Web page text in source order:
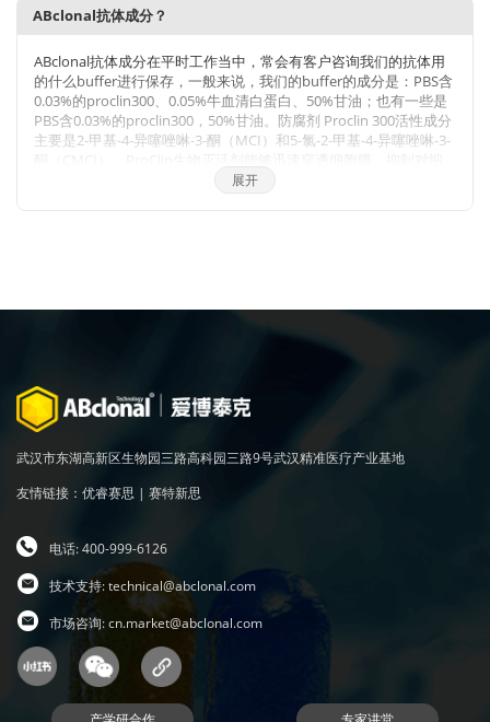
了严格的检测。当然，我们部分直销地区也可以帮客户代购进口品
牌的产品。同时也有抗体定制服务。ABclonal抗体优势：1，严自
检，保质量；2产品多，指标全；3，价格低，货期短。注：
ABclonal抗体价格体系详情见附件
ABclonal抗体成分？
ABclonal抗体成分在平时工作当中，常会有客户咨询我们的抗体用
的什么buffer进行保存，一般来说，我们的buffer的成分是：PBS含
0.03%的proclin300、0.05%牛血清白蛋白、50%甘油；也有一些是
PBS含0.03%的proclin300，50%甘油。防腐剂 Proclin 300活性成分
主要是2-甲基-4-异噻唑啉-3-酮（MCI）和5-氯-2-甲基-4-异噻唑啉-3-
胞呼吸至关重要的特定酶，因此一接触微生物有机体就会立即抑制
细胞活性。ProClin的多个特定毒性位点可以防止微生物产生高水平
展开
武汉市东湖高新区生物园三路高科园三路9号武汉精准医疗产业基地
友情链接： 优睿赛思 | 赛特新思
电话: 400-999-6126
技术支持:technical@abclonal.com
市场咨询:cn.market@abclonal.com